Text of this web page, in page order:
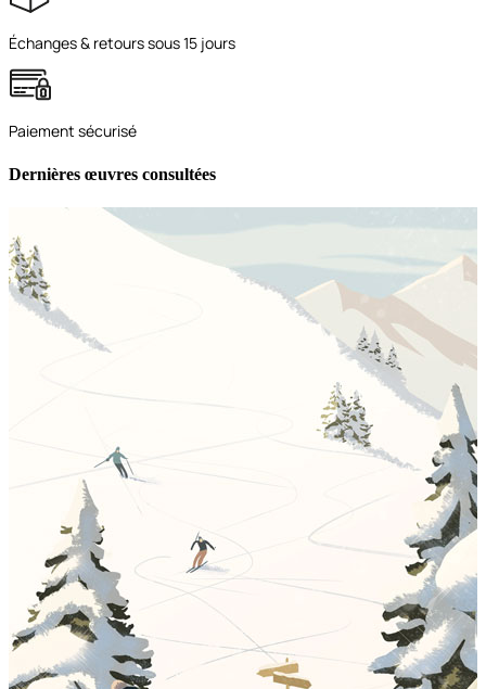
Échanges & retours sous 15 jours
Paiement sécurisé
Dernières œuvres consultées